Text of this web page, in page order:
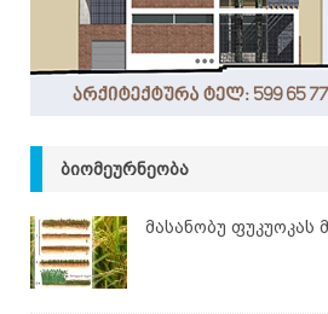
ᲑᲘᲝᲛᲔᲣᲠᲜᲔᲝᲑᲐ
მასანობუ ფუკუოკას